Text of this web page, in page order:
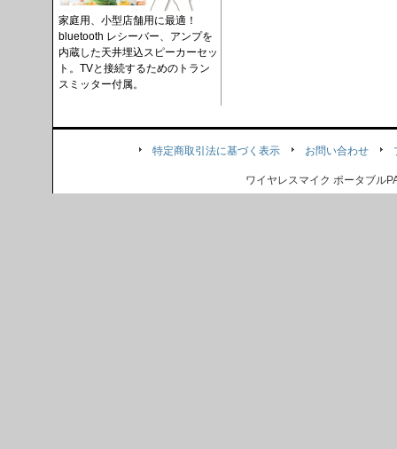
家庭用、小型店舗用に最適！
bluetooth レシーバー、アンプを
内蔵した天井埋込スピーカーセッ
ト。TVと接続するためのトラン
スミッター付属。
特定商取引法に基づく表示 お問い合わせ
ワイヤレスマイク ポータブル